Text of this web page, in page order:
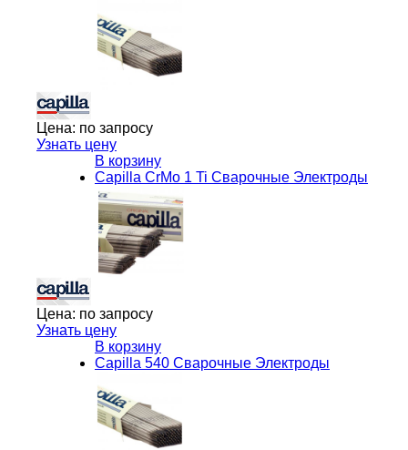
Цена: по запросу
Узнать цену
В корзину
Capilla CrMo 1 Ti Сварочные Электроды
Цена: по запросу
Узнать цену
В корзину
Capilla 540 Сварочные Электроды